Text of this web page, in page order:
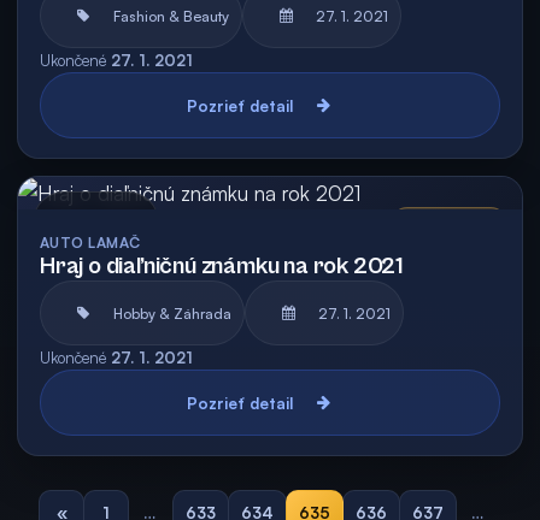
Fashion & Beauty 27. 1. 2021
Ukončené 27. 1. 2021
Pozrieť detail
AUTO LAMAČ
Hraj o diaľničnú známku na rok 2021
Hobby & Záhrada 27. 1. 2021
Ukončené 27. 1. 2021
Pozrieť detail
« 1 … 633 634 635 636 637 …